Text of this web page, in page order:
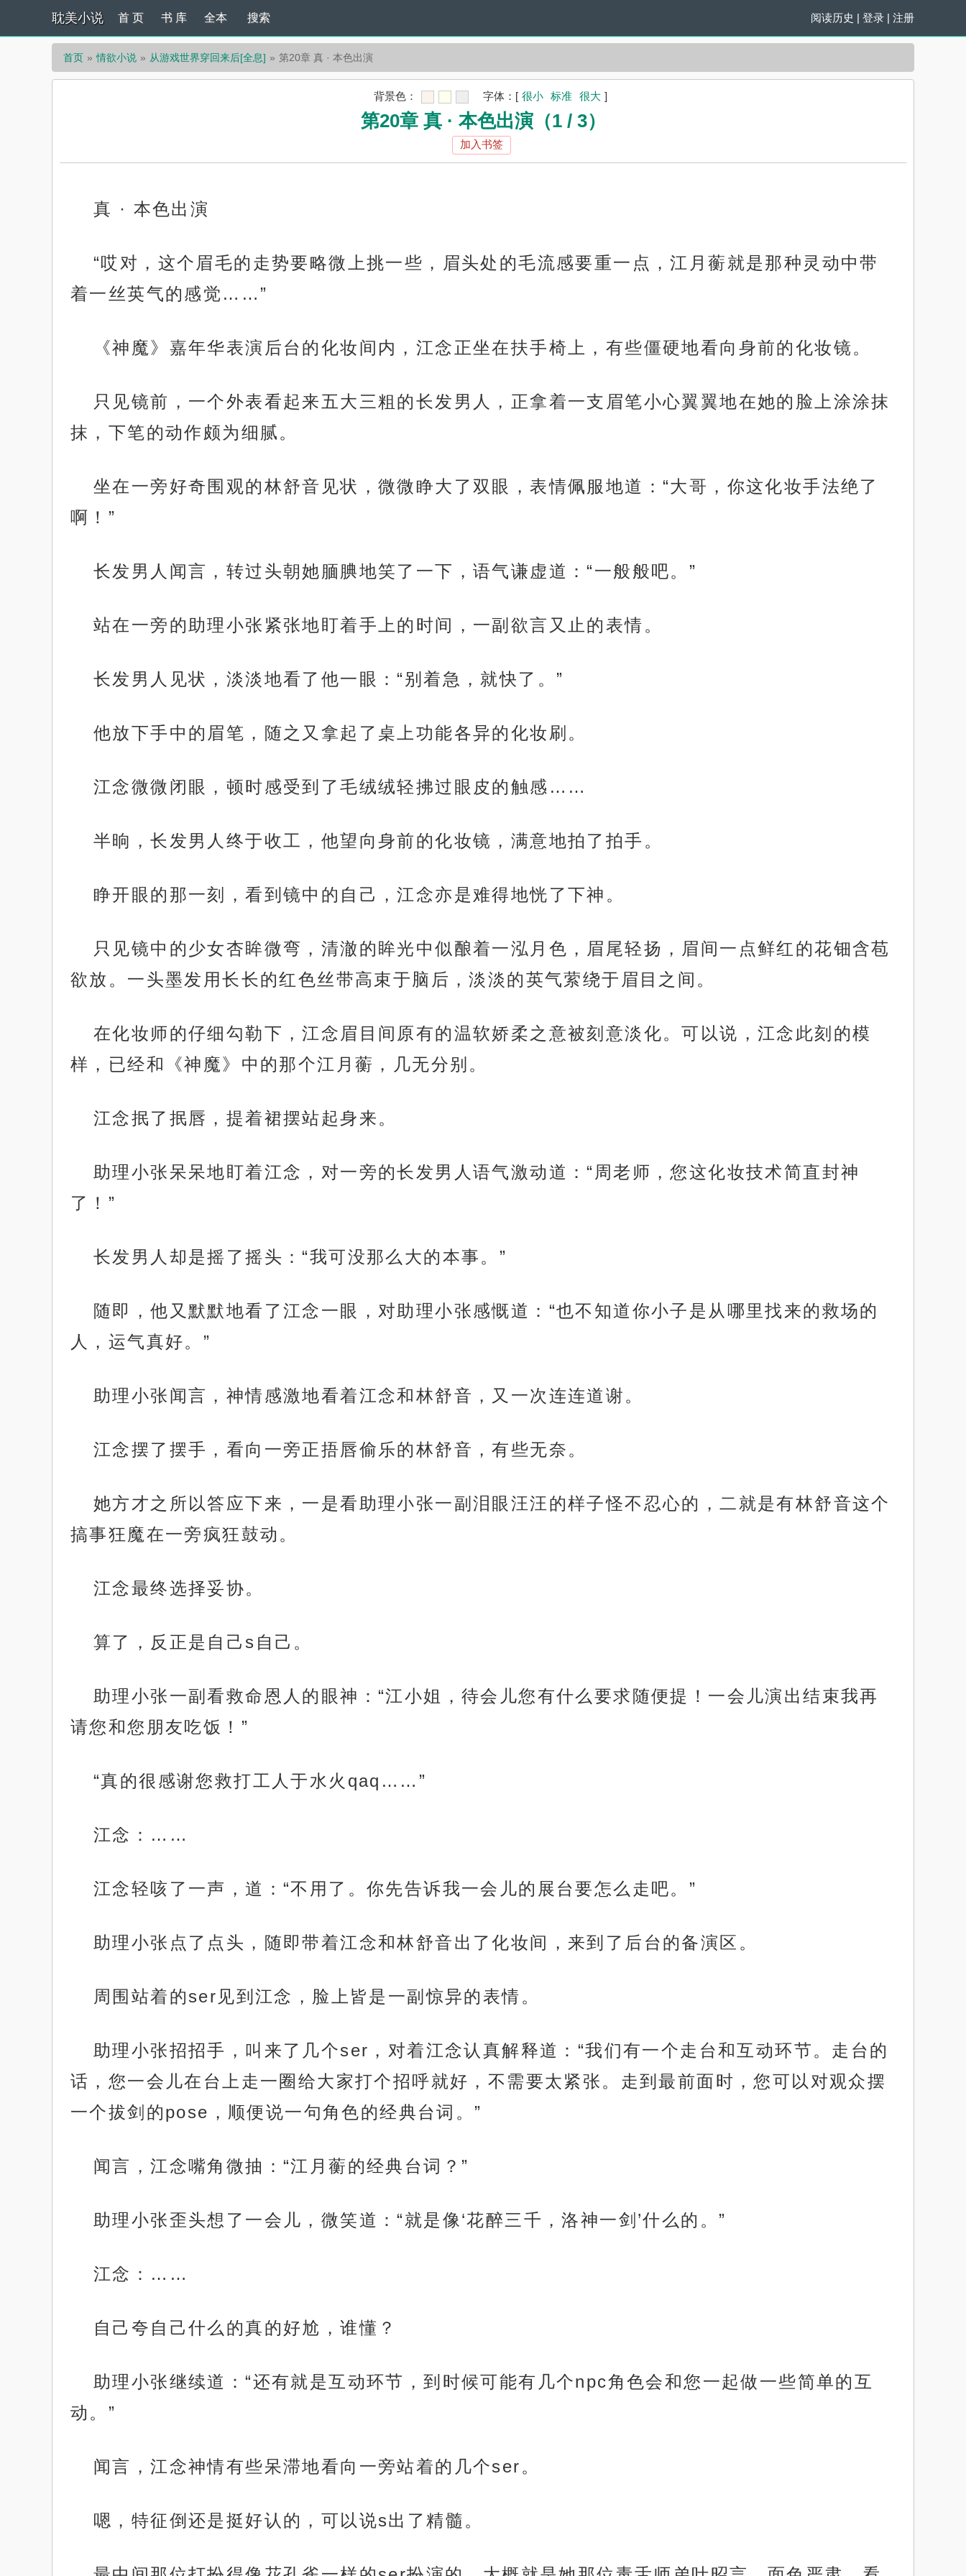
耽美小说 阅读历史 | 登录 | 注册
首 页 书 库 全本 搜索
首页 情欲小说 从游戏世界穿回来后[全息] 第20章 真 · 本色出演
背景色： 字体： [ 很小 标准 很大 ]
第20章 真 · 本色出演（1 / 3）
加入书签
真 · 本色出演
“哎对，这个眉毛的走势要略微上挑一些，眉头处的毛流感要重一点，江月蘅就是那种灵动中带
着一丝英气的感觉……”
《神魔》嘉年华表演后台的化妆间内，江念正坐在扶手椅上，有些僵硬地看向身前的化妆镜。
只见镜前，一个外表看起来五大三粗的长发男人，正拿着一支眉笔小心翼翼地在她的脸上涂涂抹
抹，下笔的动作颇为细腻。
坐在一旁好奇围观的林舒音见状，微微睁大了双眼，表情佩服地道：“大哥，你这化妆手法绝了
啊！”
长发男人闻言，转过头朝她腼腆地笑了一下，语气谦虚道：“一般般吧。”
站在一旁的助理小张紧张地盯着手上的时间，一副欲言又止的表情。
长发男人见状，淡淡地看了他一眼：“别着急，就快了。”
他放下手中的眉笔，随之又拿起了桌上功能各异的化妆刷。
江念微微闭眼，顿时感受到了毛绒绒轻拂过眼皮的触感……
半晌，长发男人终于收工，他望向身前的化妆镜，满意地拍了拍手。
睁开眼的那一刻，看到镜中的自己，江念亦是难得地恍了下神。
只见镜中的少女杏眸微弯，清澈的眸光中似酿着一泓月色，眉尾轻扬，眉间一点鲜红的花钿含苞
欲放。一头墨发用长长的红色丝带高束于脑后，淡淡的英气萦绕于眉目之间。
在化妆师的仔细勾勒下，江念眉目间原有的温软娇柔之意被刻意淡化。可以说，江念此刻的模
样，已经和《神魔》中的那个江月蘅，几无分别。
江念抿了抿唇，提着裙摆站起身来。
助理小张呆呆地盯着江念，对一旁的长发男人语气激动道：“周老师，您这化妆技术简直封神
了！”
长发男人却是摇了摇头：“我可没那么大的本事。”
随即，他又默默地看了江念一眼，对助理小张感慨道：“也不知道你小子是从哪里找来的救场的
人，运气真好。”
助理小张闻言，神情感激地看着江念和林舒音，又一次连连道谢。
江念摆了摆手，看向一旁正捂唇偷乐的林舒音，有些无奈。
她方才之所以答应下来，一是看助理小张一副泪眼汪汪的样子怪不忍心的，二就是有林舒音这个
搞事狂魔在一旁疯狂鼓动。
江念最终选择妥协。
算了，反正是自己s自己。
助理小张一副看救命恩人的眼神：“江小姐，待会儿您有什么要求随便提！一会儿演出结束我再
请您和您朋友吃饭！”
“真的很感谢您救打工人于水火qaq……”
江念：……
江念轻咳了一声，道：“不用了。你先告诉我一会儿的展台要怎么走吧。”
助理小张点了点头，随即带着江念和林舒音出了化妆间，来到了后台的备演区。
周围站着的ser见到江念，脸上皆是一副惊异的表情。
助理小张招招手，叫来了几个ser，对着江念认真解释道：“我们有一个走台和互动环节。走台的
话，您一会儿在台上走一圈给大家打个招呼就好，不需要太紧张。走到最前面时，您可以对观众摆
一个拔剑的pose，顺便说一句角色的经典台词。”
闻言，江念嘴角微抽：“江月蘅的经典台词？”
助理小张歪头想了一会儿，微笑道：“就是像‘花醉三千，洛神一剑’什么的。”
江念：……
自己夸自己什么的真的好尬，谁懂？
助理小张继续道：“还有就是互动环节，到时候可能有几个npc角色会和您一起做一些简单的互
动。”
闻言，江念神情有些呆滞地看向一旁站着的几个ser。
嗯，特征倒还是挺好认的，可以说s出了精髓。